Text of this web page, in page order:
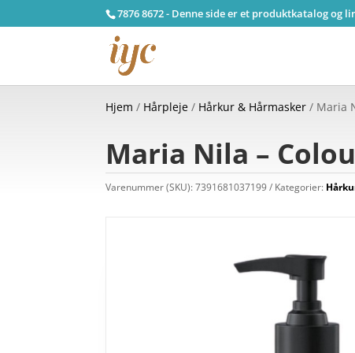
7876 8672 - Denne side er et produktkatalog og
Hjem / Hårpleje / Hårkur & Hårmasker / Maria
Maria Nila –
Varenummer (SKU):7391681037199 Kategorier: